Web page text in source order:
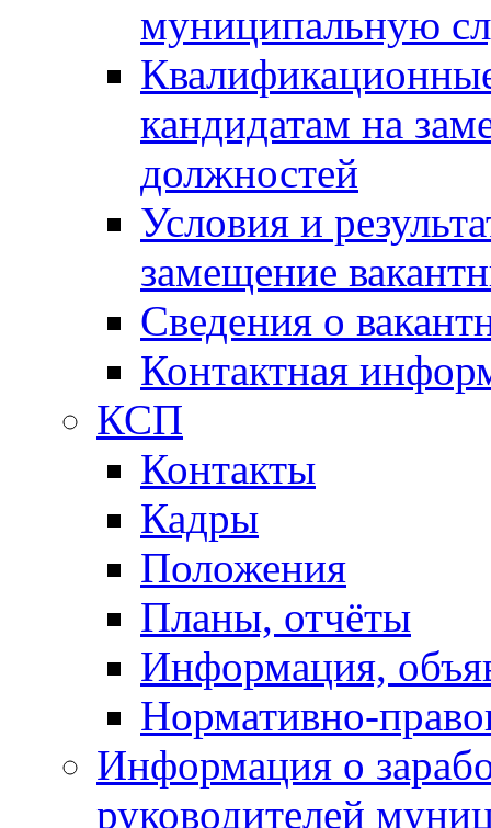
муниципальную
кандидатам на
должностей
Условия и
замещение
Сведения о
Контактная
КСП
Контакты
Кадры
Положения
Планы, отчёты
Информация,
Нормативно-
Информация о
руководителей